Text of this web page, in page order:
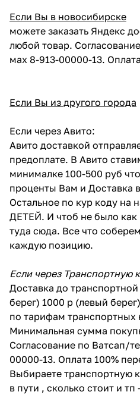
Если Вы в новосибирске
можете заказать Яндекс
любой товар.
мах 8-913-00000-13.
Если Вы из другого города
Если через Авито:
Авито доставкой
предоплате. В Авито
минималке 100-500 руб
проценты Вам и Доставка
Остальное по кур коду на
ДЕТЕЙ. И чтоб не было как
туда сюда. Все что
каждую позицию.
Если через Транспортную
Доставка до
берег) 1000 р (левый
по тарифам транспортных
Минимальная сумма
Согласование по Ватсап/
00000-13. Оплата 100%
Выбираете транспортную
в пути , сколько стоит и